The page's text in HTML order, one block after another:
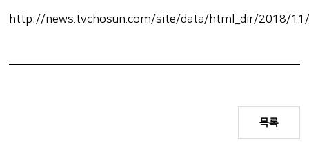
http://news.tvchosun.com/site/data/html_dir/2018/
목록